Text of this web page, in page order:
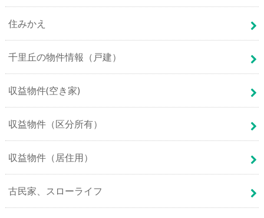
住みかえ
千里丘の物件情報（戸建）
収益物件(空き家)
収益物件（区分所有）
収益物件（居住用）
古民家、スローライフ